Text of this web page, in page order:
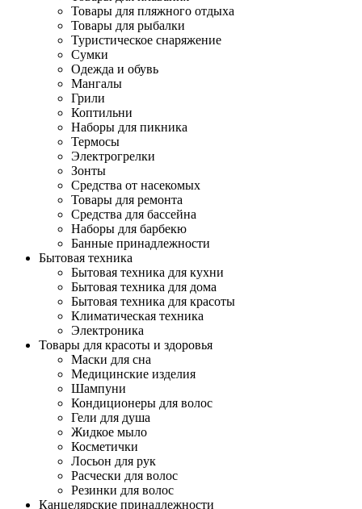
Товары для пляжного отдыха
Товары для рыбалки
Туристическое снаряжение
Сумки
Одежда и обувь
Мангалы
Грили
Коптильни
Наборы для пикника
Термосы
Электрогрелки
Зонты
Средства от насекомых
Товары для ремонта
Средства для бассейна
Наборы для барбекю
Банные принадлежности
Бытовая техника
Бытовая техника для кухни
Бытовая техника для дома
Бытовая техника для красоты
Климатическая техника
Электроника
Товары для красоты и здоровья
Маски для сна
Медицинские изделия
Шампуни
Кондиционеры для волос
Гели для душа
Жидкое мыло
Косметички
Лосьон для рук
Расчески для волос
Резинки для волос
Канцелярские принадлежности